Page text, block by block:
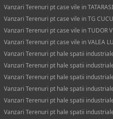
Vanzari Terenuri pt case vile in TATARASI
Vanzari Terenuri pt case vile in TG
Vanzari Terenuri pt case vile in TUDOR
Vanzari Terenuri pt case vile in VALEA
Vanzari Terenuri pt hale spatii
Vanzari Terenuri pt hale spatii
Vanzari Terenuri pt hale spatii
Vanzari Terenuri pt hale spatii
Vanzari Terenuri pt hale spatii industriale
Vanzari Terenuri pt hale spatii